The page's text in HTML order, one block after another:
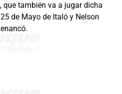
que también va a jugar dicha
de Mayo de Italó y Nelson